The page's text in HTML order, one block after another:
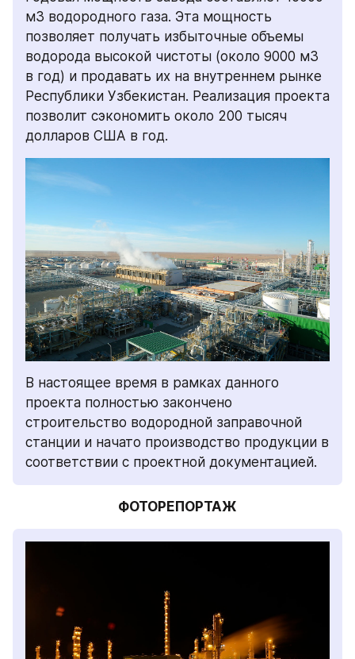
м3 водородного газа. Эта мощность
позволяет получать избыточные объемы
водорода высокой чистоты (около 9000 м3
в год) и продавать их на внутреннем рынке
Республики Узбекистан. Реализация проекта
позволит сэкономить около 200 тысяч
долларов США в год.
В настоящее время в рамках данного
проекта полностью закончено
строительство водородной заправочной
станции и начато производство продукции в
соответствии с проектной документацией.
ФОТОРЕПОРТАЖ